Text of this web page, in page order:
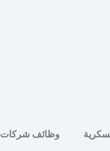
وظائف شركات